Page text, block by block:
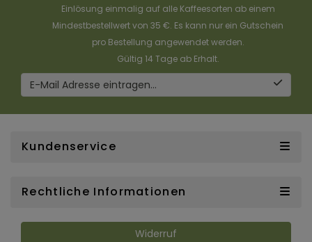
Einlösung einmalig auf alle Kaffeesorten ab einem
Mindestbestellwert von 35 €. Es kann nur ein Gutschein
pro Bestellung angewendet werden.
Gültig 14 Tage ab Erhalt.
E-Mail Adresse eintragen...
Kundenservice
Rechtliche Informationen
Widerruf